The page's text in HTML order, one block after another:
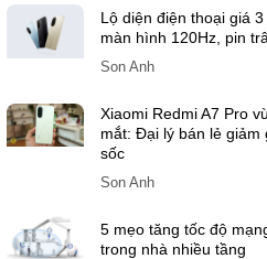
Lộ diện điện thoại giá 3
màn hình 120Hz, pin
Son Anh
Xiaomi Redmi A7 Pro
mắt: Đại lý bán lẻ giảm
sốc
Son Anh
5 mẹo tăng tốc độ
trong nhà nhiều tầng